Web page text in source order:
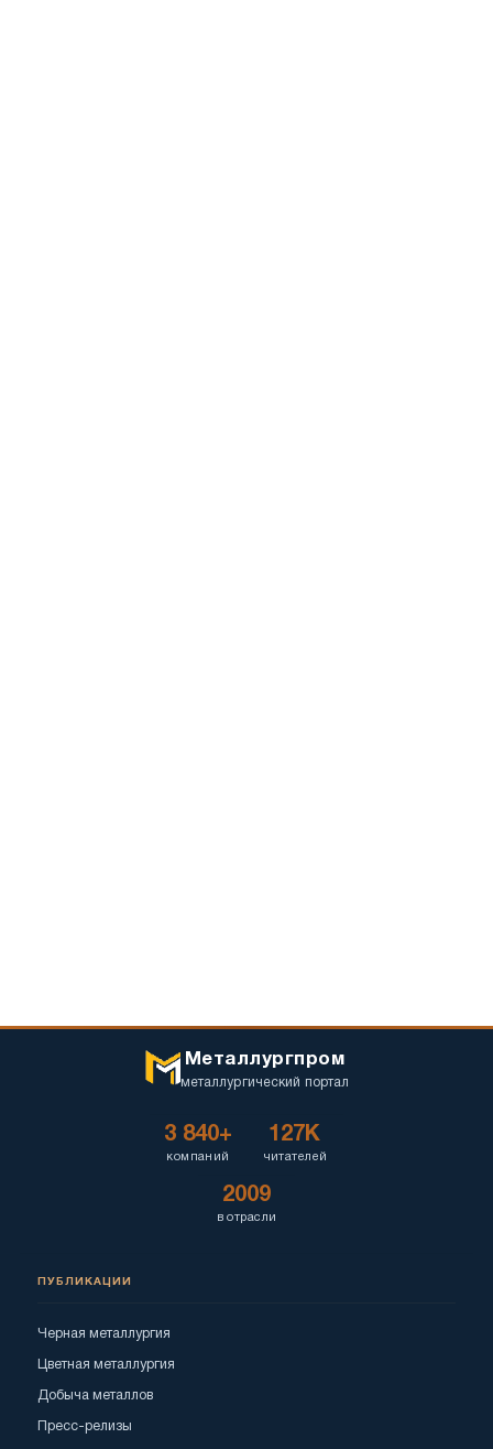
Металлургпром
металлургический портал
3 840+
компаний
127K
читателей
2009
в отрасли
ПУБЛИКАЦИИ
Черная металлургия
Цветная металлургия
Добыча металлов
Пресс-релизы